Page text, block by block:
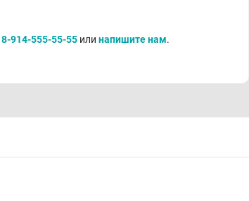
8-914-555-55-55 или напишите нам.